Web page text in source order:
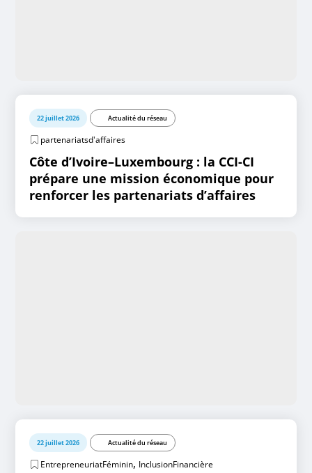
22 juillet 2026 Actualité du réseau
partenariatsd'affaires
Côte d’Ivoire–Luxembourg : la CCI-CI
prépare une mission économique pour
renforcer les partenariats d’affaires
22 juillet 2026 Actualité du réseau
EntrepreneuriatFéminin, InclusionFinancière